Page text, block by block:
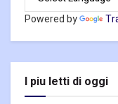
Powered by
I piu letti di oggi